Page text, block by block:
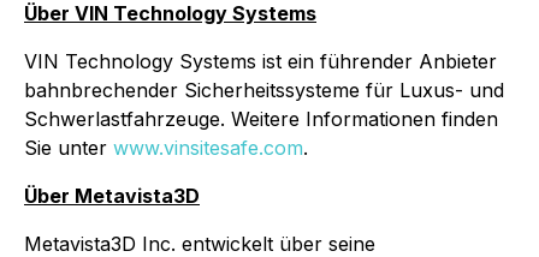
Über VIN Technology Systems
VIN Technology Systems ist ein führender Anbieter
bahnbrechender Sicherheitssysteme für Luxus- und
Schwerlastfahrzeuge. Weitere Informationen finden
Sie unter www.vinsitesafe.com.
Über Metavista3D
Metavista3D Inc. entwickelt über seine